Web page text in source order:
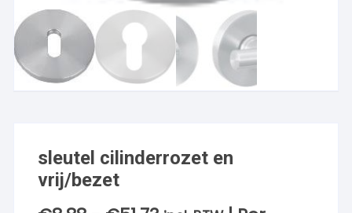
sleutel cilinderrozet en
vrij/bezet